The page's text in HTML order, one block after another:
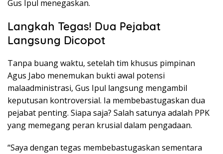
Gus Ipul menegaskan.
Langkah Tegas! Dua Pejabat
Langsung Dicopot
Tanpa buang waktu, setelah tim khusus pimpinan
Agus Jabo menemukan bukti awal potensi
malaadministrasi, Gus Ipul langsung mengambil
keputusan kontroversial. Ia membebastugaskan dua
pejabat penting. Siapa saja? Salah satunya adalah PPK
yang memegang peran krusial dalam pengadaan.
“Saya dengan tegas membebastugaskan sementara